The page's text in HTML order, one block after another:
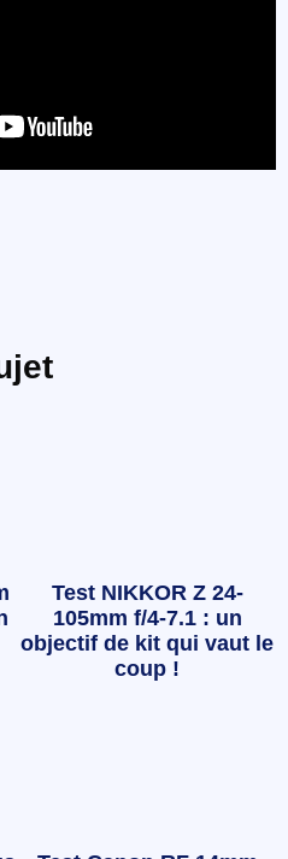
Test NIKKOR Z 24-
105mm f/4-7.1 : un
objectif de kit qui vaut le
coup !